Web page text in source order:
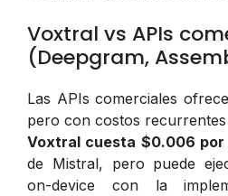
Voxtral vs APIs
(Deepgram,
Las APIs comerciales
pero con costos
Voxtral cuesta $0.006 por
de Mistral, pero puede
on-device con la